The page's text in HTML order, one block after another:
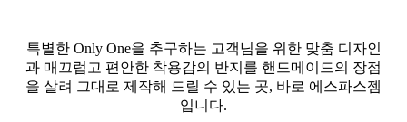
특별한 Only One을 추구하는 고객님을 위한 맞춤 디자인
과 매끄럽고 편안한 착용감의 반지를 핸드메이드의 장점
을 살려 그대로 제작해 드릴 수 있는 곳, 바로 에스파스젬
입니다.